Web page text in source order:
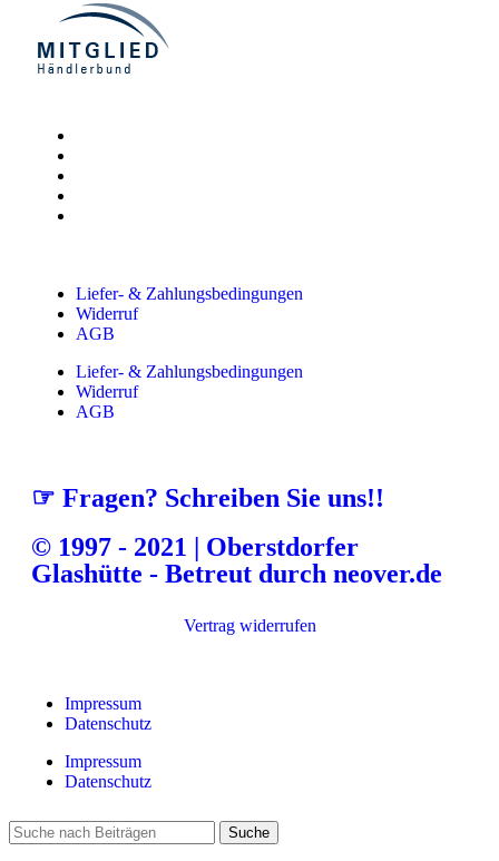
Liefer- & Zahlungsbedingungen
Widerruf
AGB
Liefer- & Zahlungsbedingungen
Widerruf
AGB
☞ Fragen? Schreiben Sie uns!!
© 1997 - 2021 | Oberstdorfer
Glashütte - Betreut durch neover.de
Vertrag widerrufen
Impressum
Datenschutz
Impressum
Datenschutz
Suche